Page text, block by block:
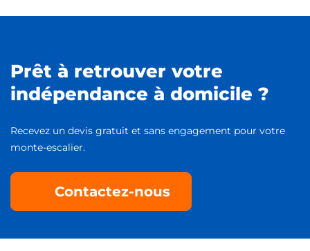
Prêt à retrouver votre
indépendance à domicile ?
Recevez un devis gratuit et sans engagement pour votre
monte-escalier.
Contactez-nous